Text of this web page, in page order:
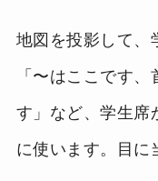
地図を投影して、
「〜はここです
す」など、学生席
に使います。目に